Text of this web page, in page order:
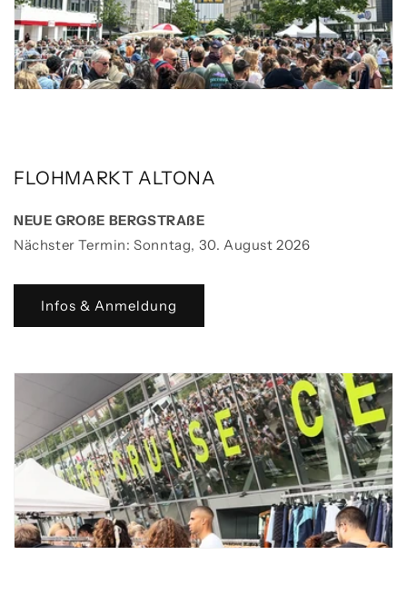
FLOHMARKT ALTONA
NEUE GROßE BERGSTRAßE
Nächster Termin: Sonntag, 30. August 2026
Infos & Anmeldung